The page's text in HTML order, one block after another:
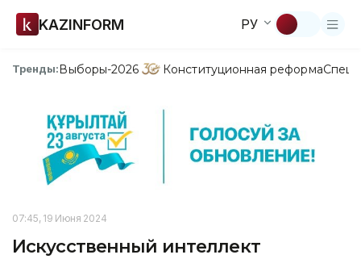
KAZINFORM РУ
Тренды:Выборы-2026 Конституционная реформа
07:45, 19 Июня 2024
Искусственный интеллект